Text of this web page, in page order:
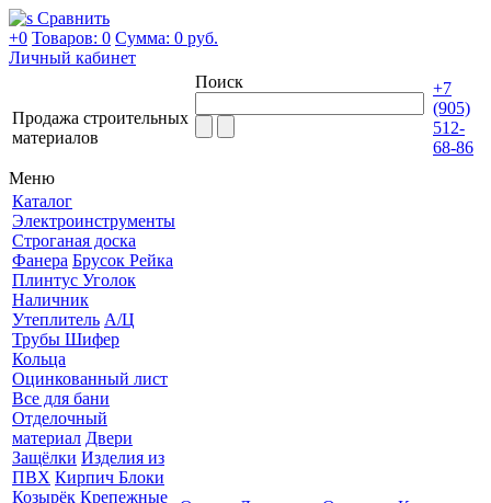
Сравнить
+0 Товаров: 0 Сумма: 0 руб.
Личный кабинет
Продажа строительных
материалов
Поиск
+7
(905)
512-
68-86
Меню
Каталог
Электроинструменты
Строганая доска
Фанера Брусок Рейка
Плинтус Уголок
Наличник
Утеплитель А/Ц
Трубы Шифер
Кольца
Оцинкованный лист
Все для бани
Отделочный
материал Двери
Защёлки Изделия из
ПВХ Кирпич Блоки
Козырёк Крепежные